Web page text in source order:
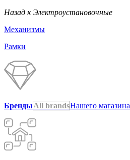
Назад к Электроустановочные
Механизмы
Рамки
БрендыAll brandsНашего магазина